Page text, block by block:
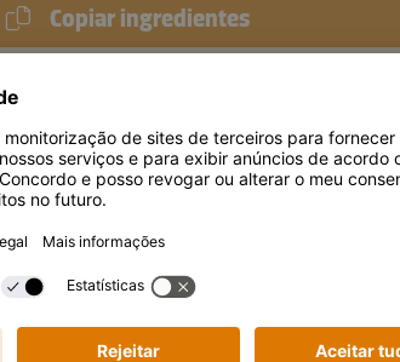
Copiar ingredientes
11,6 g
Proteína